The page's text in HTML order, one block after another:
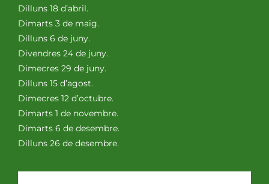
Dilluns 18 d’abril.
Dimarts 3 de maig.
Dilluns 6 de juny.
Divendres 24 de juny.
Dimecres 29 de juny.
Dilluns 15 d’agost.
Dimecres 12 d’octubre.
Dimarts 1 de novembre.
Dimarts 6 de desembre.
Dilluns 26 de desembre.